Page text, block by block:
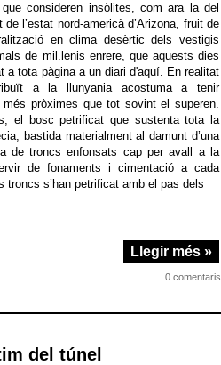
consideren insòlites, com ara la del
l’estat nord-americà d’Arizona, fruit de
en clima desèrtic dels vestigis
de mil.lenis enrere, que aquests dies
a tota pàgina a un diari d'aquí. En realitat
a la llunyania acostuma a tenir
més pròximes que tot sovint el superen.
el bosc petrificat que sustenta tota la
bastida materialment al damunt d’una
de troncs enfonsats cap per avall a la
de fonaments i cimentació a cada
troncs s’han petrificat amb el pas dels
Llegir més »
0 comentaris
del túnel